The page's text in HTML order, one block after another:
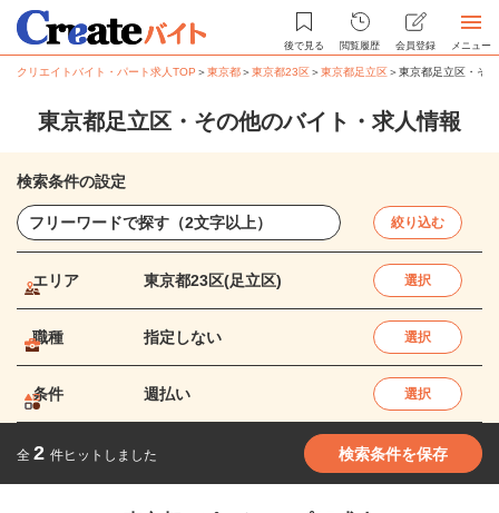
後で見る 閲覧履歴 会員登録 メニュー
クリエイトバイト・パート求人TOP ＞東京都＞東京都23区＞東京都足立区＞東京都足立区・そ
東京都足立区・その他のバイト・求人情報
検索条件の設定
絞り込む
エリア 東京都23区(足立区) 選択
職種 指定しない 選択
条件 週払い 選択
全 2 件ヒットしました 検索条件を保存